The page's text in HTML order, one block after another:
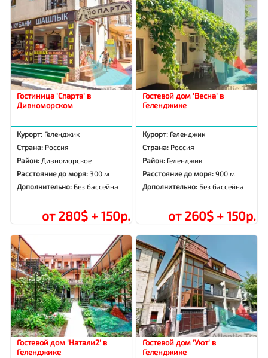
Гостиница 'Спарта' в
Дивноморском
Курорт: Геленджик
Страна: Россия
Район: Дивноморское
Расстояние до моря: 300 м
Дополнительно: Без бассейна
от 280$ + 150р.
Гостевой дом 'Весна' в
Геленджике
Курорт: Геленджик
Страна: Россия
Район: Геленджик
Расстояние до моря:900 м
Дополнительно: Без бассейна
от 260$ + 150р.
Гостевой дом 'Натали2' в
Геленджике
Гостевой дом 'Уют' в
Геленджике